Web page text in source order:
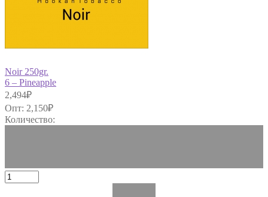
Noir 250gr.
6 – Pineapple
2,494₽
Опт: 2,150₽
Количество: